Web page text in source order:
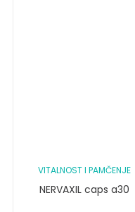
VITALNOST I PAMČENJE
NERVAXIL caps a30